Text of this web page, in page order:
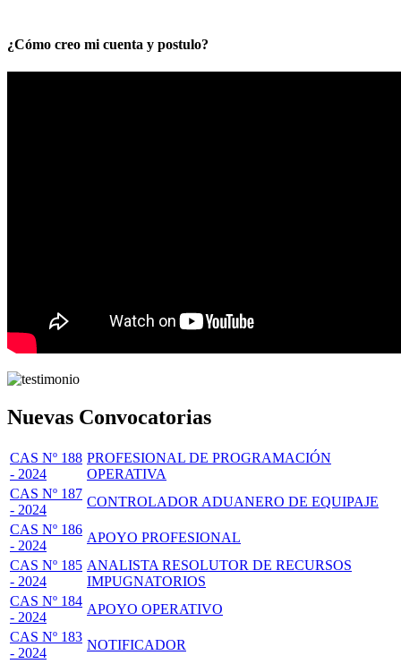
¿Cómo creo mi cuenta y postulo?
Nuevas Convocatorias
CAS Nº 188
- 2024
PROFESIONAL DE PROGRAMACIÓN
OPERATIVA
CAS Nº 187
- 2024
CONTROLADOR ADUANERO DE EQUIPAJE
CAS Nº 186
- 2024
APOYO PROFESIONAL
CAS Nº 185
- 2024
ANALISTA RESOLUTOR DE RECURSOS
IMPUGNATORIOS
CAS Nº 184
- 2024
APOYO OPERATIVO
CAS Nº 183
- 2024
NOTIFICADOR